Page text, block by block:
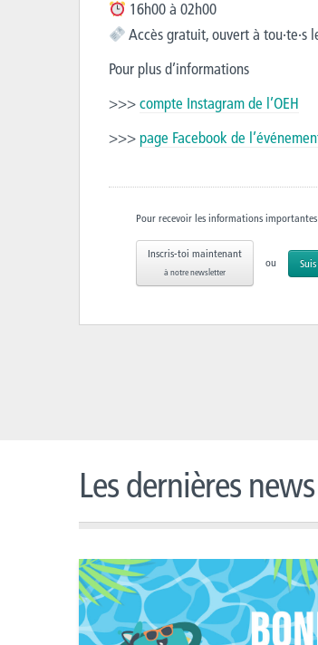
16h00 à 02h00
Accès gratuit, ouvert à tou·te·s
Pour plus d’informations
>>>compte Instagram de l’OEH
>>>page Facebook de
Pour recevoir les informations importantes
Inscris-toi maintenant
à notre newsletter
ou
Les dernières news